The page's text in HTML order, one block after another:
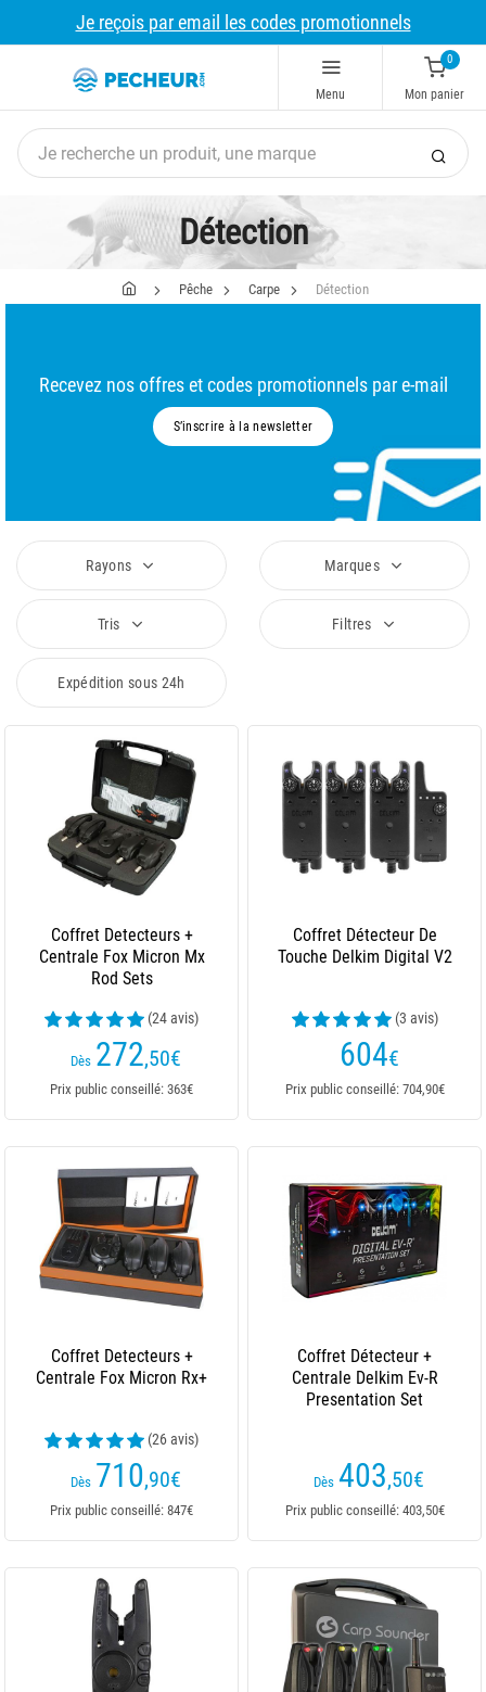
Je reçois par email les codes promotionnels
Menu
0
Mon panier
Détection
Pêche Carpe Détection
Recevez nos offres et codes promotionnels par e-mail
S’inscrire à la newsletter
Rayons Marques
Tris Filtres
Expédition sous 24h
Coffret Detecteurs +
Centrale Fox Micron Mx
Rod Sets
(24 avis)
Dès 272,50€
Prix public conseillé: 363€
Coffret Détecteur De
Touche Delkim Digital V2
(3 avis)
604€
Prix public conseillé: 704,90€
Coffret Detecteurs +
Centrale Fox Micron Rx+
(26 avis)
Dès 710,90€
Prix public conseillé: 847€
Coffret Détecteur +
Centrale Delkim Ev-R
Presentation Set
Dès 403,50€
Prix public conseillé: 403,50€